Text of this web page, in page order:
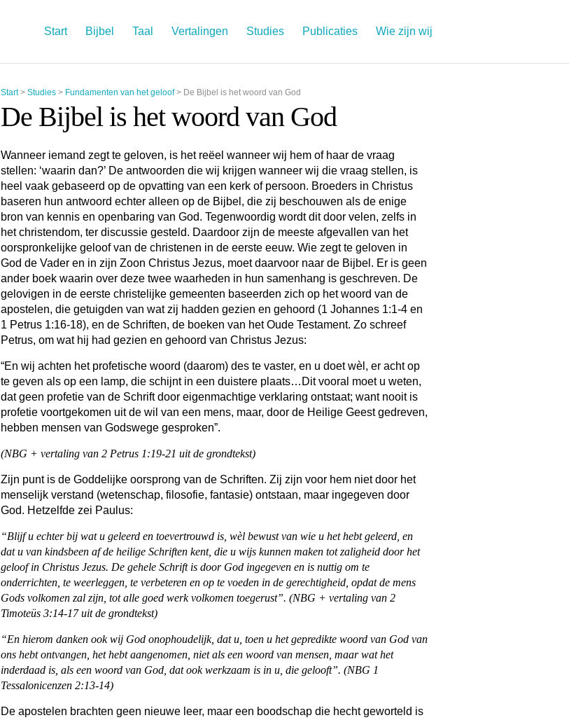
Start Bijbel Taal Vertalingen Studies Publicaties Wie zijn wij
Start> Studies > Fundamenten van het geloof> De Bijbel is het woord van God
De Bijbel is het woord van God
Wanneer iemand zegt te geloven, is het reëel wanneer wij hem of haar de vraag
stellen: ‘waarin dan?’ De antwoorden die wij krijgen wanneer wij die vraag stellen, is
heel vaak gebaseerd op de opvatting van een kerk of persoon. Broeders in Christus
baseren hun antwoord echter alleen op de Bijbel, die zij beschouwen als de enige
bron van kennis en openbaring van God. Tegenwoordig wordt dit door velen, zelfs in
het christendom, ter discussie gesteld. Daardoor zijn de meeste afgevallen van het
oorspronkelijke geloof van de christenen in de eerste eeuw. Wie zegt te geloven in
God de Vader en in zijn Zoon Christus Jezus, moet daarvoor naar de Bijbel. Er is geen
ander boek waarin over deze twee waarheden in hun samenhang is geschreven. De
gelovigen in de eerste christelijke gemeenten baseerden zich op het woord van de
apostelen, die getuigden van wat zij hadden gezien en gehoord (1 Johannes 1:1-4 en
1 Petrus 1:16-18), en de Schriften, de boeken van het Oude Testament. Zo schreef
Petrus, om wat hij had gezien en gehoord van Christus Jezus:
“En wij achten het profetische woord (daarom) des te vaster, en u doet wèl, er acht op
te geven als op een lamp, die schijnt in een duistere plaats…Dit vooral moet u weten,
dat geen profetie van de Schrift door eigenmachtige verklaring ontstaat; want nooit is
profetie voortgekomen uit de wil van een mens, maar, door de Heilige Geest gedreven,
hebben mensen van Godswege gesproken”.
(NBG + vertaling van 2 Petrus 1:19-21 uit de grondtekst)
Zijn punt is de Goddelijke oorsprong van de Schriften. Zij zijn voor hem niet door het
menselijk verstand (wetenschap, filosofie, fantasie) ontstaan, maar ingegeven door
God. Hetzelfde zei Paulus:
“Blijf u echter bij wat u geleerd en toevertrouwd is, wèl bewust van wie u het hebt geleerd, en
dat u van kindsbeen af de heilige Schriften kent, die u wijs kunnen maken tot zaligheid door het
geloof in Christus Jezus. De gehele Schrift is door God ingegeven en is nuttig om te
onderrichten, te weerleggen, te verbeteren en op te voeden in de gerechtigheid, opdat de mens
Gods volkomen zal zijn, tot alle goed werk volkomen toegerust”. (NBG + vertaling van 2
Timoteüs 3:14-17 uit de grondtekst)
“En hierom danken ook wij God onophoudelijk, dat u, toen u het gepredikte woord van God van
ons hebt ontvangen, het hebt aangenomen, niet als een woord van mensen, maar wat het
inderdaad is, als een woord van God, dat ook werkzaam is in u, die gelooft”. (NBG 1
Tessalonicenzen 2:13-14)
De apostelen brachten geen nieuwe leer, maar een boodschap die hecht geworteld is